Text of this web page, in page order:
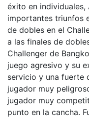
éxito en
importantes triunfos
de dobles en el
a las finales de
Challenger de
juego agresivo y su
servicio y una fuerte
jugador muy
jugador muy
punto en la cancha.